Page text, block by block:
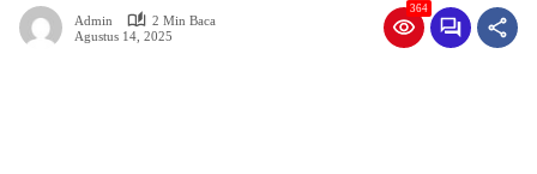
Admin
2 Min Baca
Agustus 14, 2025
364